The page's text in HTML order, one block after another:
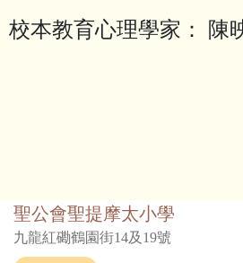
校本教育心理學家： 陳
聖公會聖提摩太小學
九龍紅磡鶴園街14及19號